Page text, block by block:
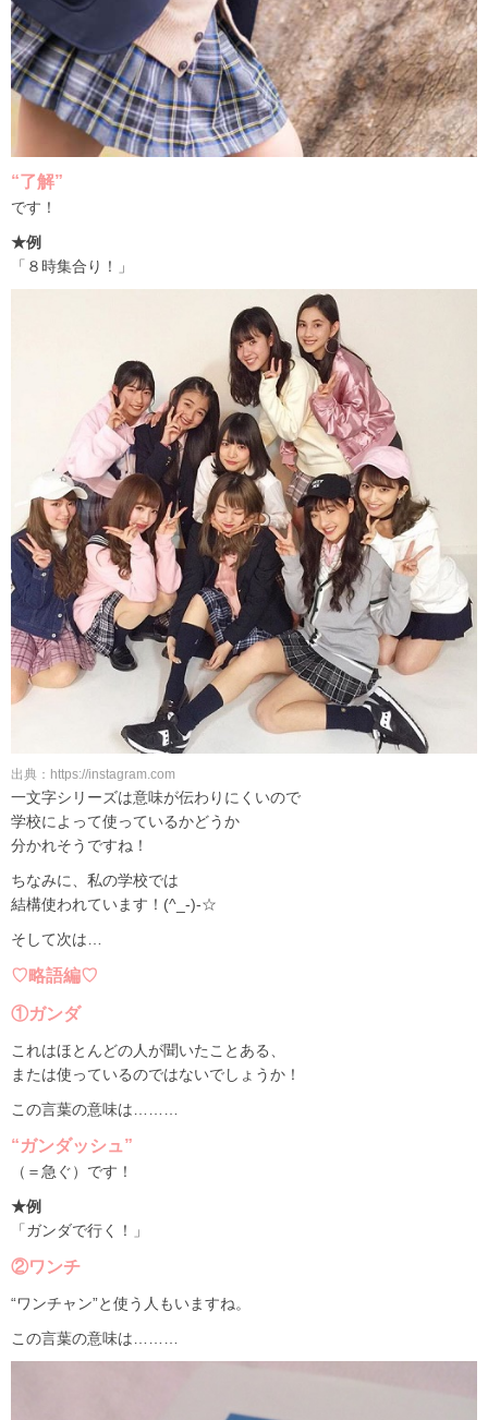
“了解”
です！
★例
「８時集合り！」
出典：https://instagram.com
一文字シリーズは意味が伝わりにくいので
学校によって使っているかどうか
分かれそうですね！
ちなみに、私の学校では
結構使われています！(^_-)-☆
そして次は…
♡略語編♡
①ガンダ
これはほとんどの人が聞いたことある、
または使っているのではないでしょうか！
この言葉の意味は………
“ガンダッシュ”
（＝急ぐ）です！
★例
「ガンダで行く！」
②ワンチ
“ワンチャン”と使う人もいますね。
この言葉の意味は………